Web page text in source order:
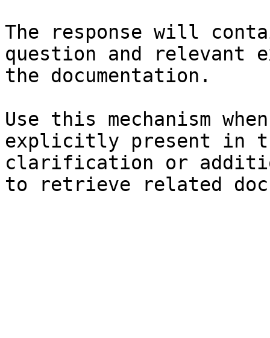
The response will
question and relevant
the documentation.
Use this mechanism
explicitly present in
clarification or